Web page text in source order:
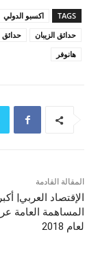
TAGS اكسبو الدولي
حدائق الزيبان
حدائق
هانوفر
المقالة القادمة
الإقتصاد العربي|
المساهمة العامة
لعام 2018